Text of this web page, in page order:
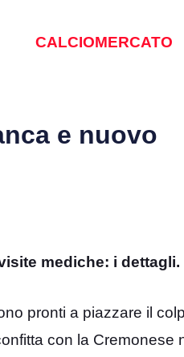
CALCIOMERCATO
e nuovo
mediche: i dettagli.
pronti a piazzare il
con la Cremonese